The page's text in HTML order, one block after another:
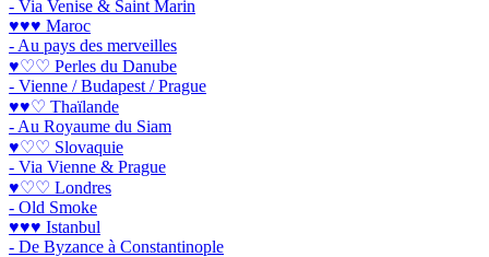
- Via Venise & Saint Marin
♥♥♥ Maroc
- Au pays des merveilles
♥♡♡ Perles du Danube
- Vienne / Budapest / Prague
♥♥♡ Thaïlande
- Au Royaume du Siam
♥♡♡ Slovaquie
- Via Vienne & Prague
♥♡♡ Londres
- Old Smoke
♥♥♥ Istanbul
- De Byzance à Constantinople